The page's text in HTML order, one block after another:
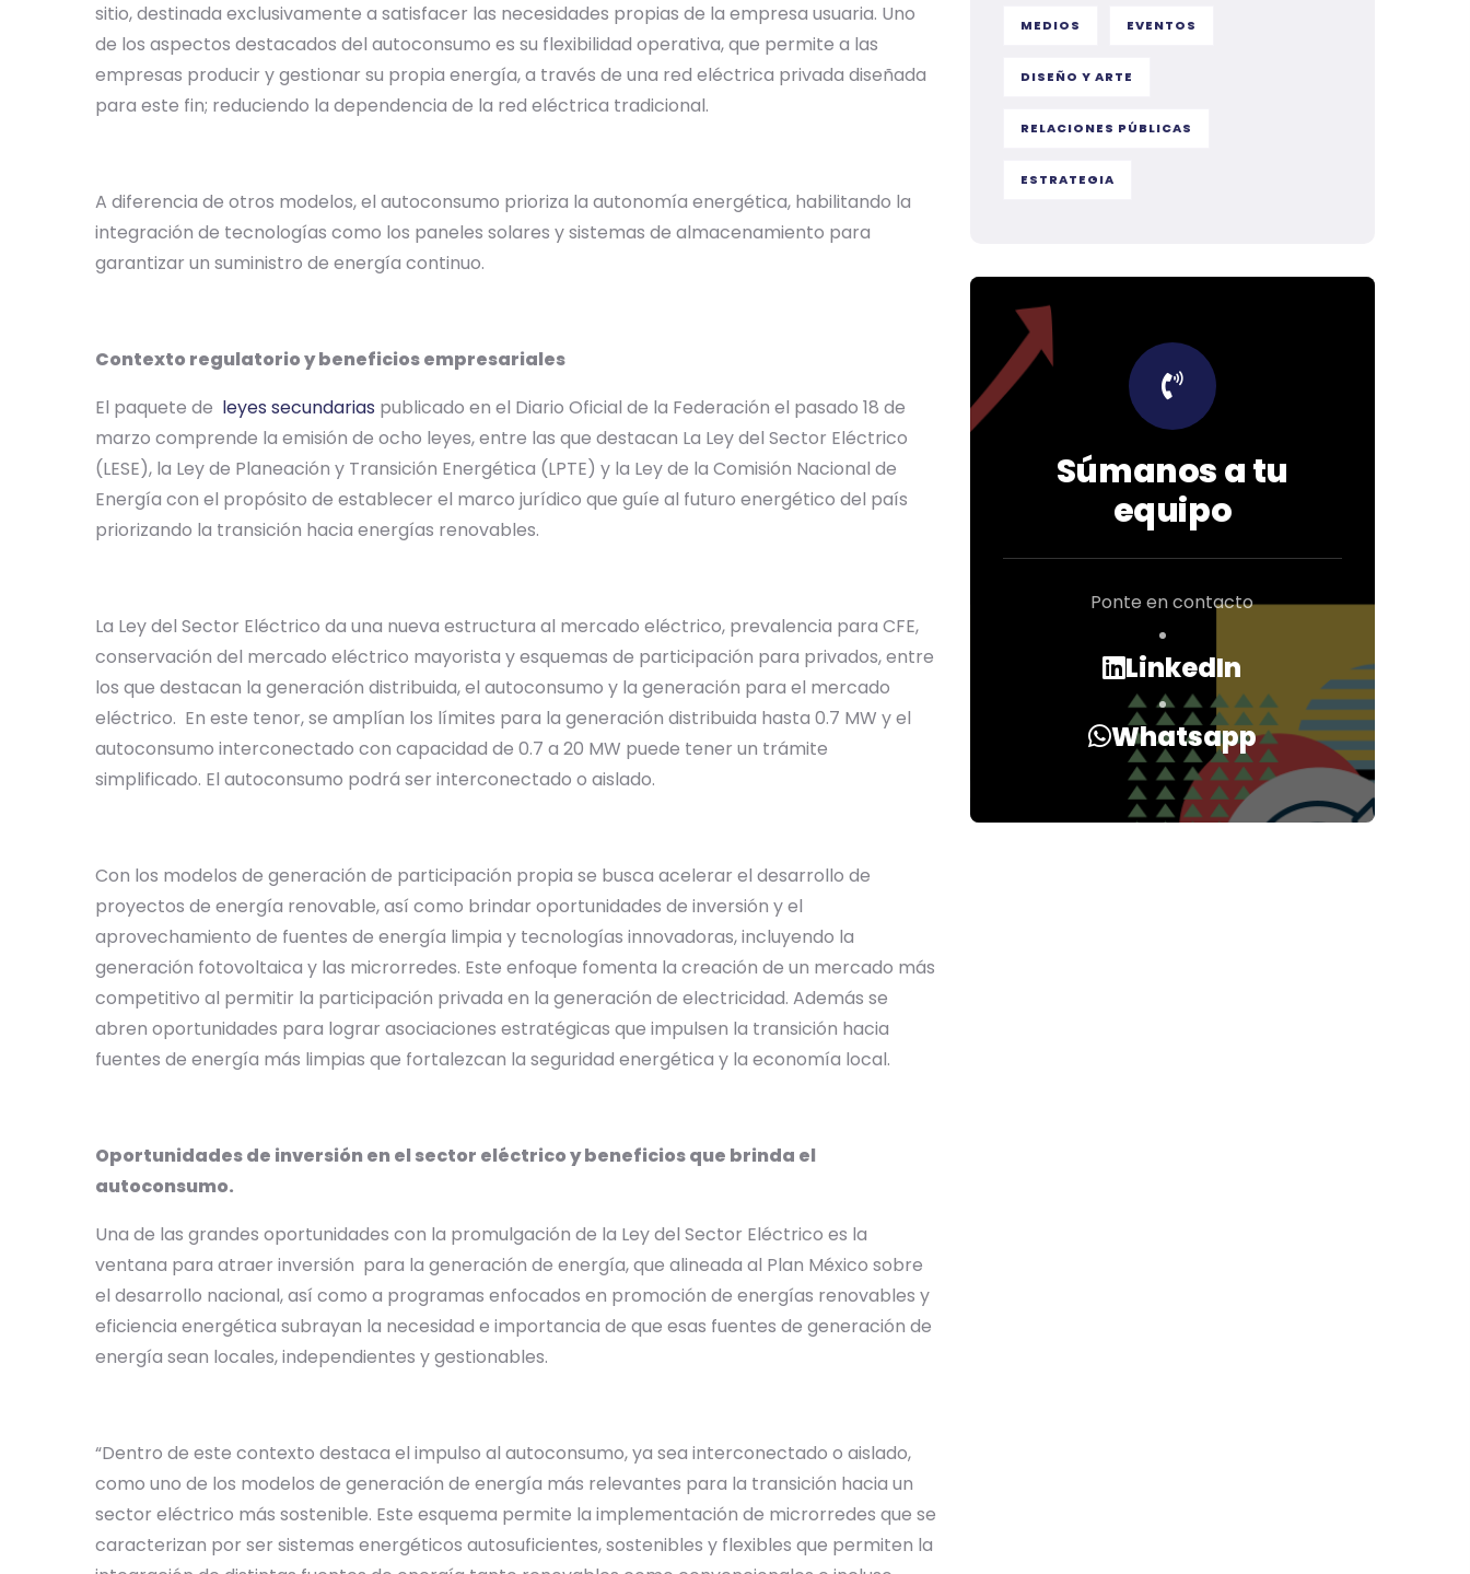
sitio, destinada exclusivamente a satisfacer las necesidades propias de la empresa usuaria. Uno
de los aspectos destacados del autoconsumo es su flexibilidad operativa, que permite a las
empresas producir y gestionar su propia energía, a través de una red eléctrica privada diseñada
para este fin; reduciendo la dependencia de la red eléctrica tradicional.
A diferencia de otros modelos, el autoconsumo prioriza la autonomía energética, habilitando la
integración de tecnologías como los paneles solares y sistemas de almacenamiento para
garantizar un suministro de energía continuo.
Contexto regulatorio y beneficios empresariales
El paquete de leyes secundarias publicado en el Diario Oficial de la Federación el pasado 18 de
marzo comprende la emisión de ocho leyes, entre las que destacan La Ley del Sector Eléctrico
(LESE), la Ley de Planeación y Transición Energética (LPTE) y la Ley de la Comisión Nacional de
Energía con el propósito de establecer el marco jurídico que guíe al futuro energético del país
priorizando la transición hacia energías renovables.
La Ley del Sector Eléctrico da una nueva estructura al mercado eléctrico, prevalencia para CFE,
conservación del mercado eléctrico mayorista y esquemas de participación para privados, entre
los que destacan la generación distribuida, el autoconsumo y la generación para el mercado
eléctrico. En este tenor, se amplían los límites para la generación distribuida hasta 0.7 MW y el
autoconsumo interconectado con capacidad de 0.7 a 20 MW puede tener un trámite
simplificado. El autoconsumo podrá ser interconectado o aislado.
Con los modelos de generación de participación propia se busca acelerar el desarrollo de
proyectos de energía renovable, así como brindar oportunidades de inversión y el
aprovechamiento de fuentes de energía limpia y tecnologías innovadoras, incluyendo la
generación fotovoltaica y las microrredes. Este enfoque fomenta la creación de un mercado más
competitivo al permitir la participación privada en la generación de electricidad. Además se
abren oportunidades para lograr asociaciones estratégicas que impulsen la transición hacia
fuentes de energía más limpias que fortalezcan la seguridad energética y la economía local.
Oportunidades de inversión en el sector eléctrico y beneficios que brinda el
autoconsumo.
Una de las grandes oportunidades con la promulgación de la Ley del Sector Eléctrico es la
ventana para atraer inversión para la generación de energía, que alineada al Plan México sobre
el desarrollo nacional, así como a programas enfocados en promoción de energías renovables y
eficiencia energética subrayan la necesidad e importancia de que esas fuentes de generación de
energía sean locales, independientes y gestionables.
“Dentro de este contexto destaca el impulso al autoconsumo, ya sea interconectado o aislado,
como uno de los modelos de generación de energía más relevantes para la transición hacia un
sector eléctrico más sostenible. Este esquema permite la implementación de microrredes que se
caracterizan por ser sistemas energéticos autosuficientes, sostenibles y flexibles que permiten la
MEDIOS EVENTOS
DISEÑO Y ARTE
RELACIONES PÚBLICAS
ESTRATEGIA
Súmanos a tu
equipo
Ponte en contacto
LinkedIn
Whatsapp